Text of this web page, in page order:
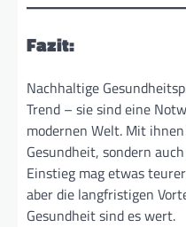
Fazit:
Nachhaltige
Trend – sie sind eine
modernen Welt. Mit
Gesundheit, sondern
Einstieg mag etwas
aber die langfristigen
Gesundheit sind es wert.